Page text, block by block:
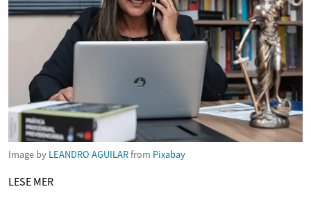
Image by LEANDRO AGUILARfrom Pixabay
LESE MER